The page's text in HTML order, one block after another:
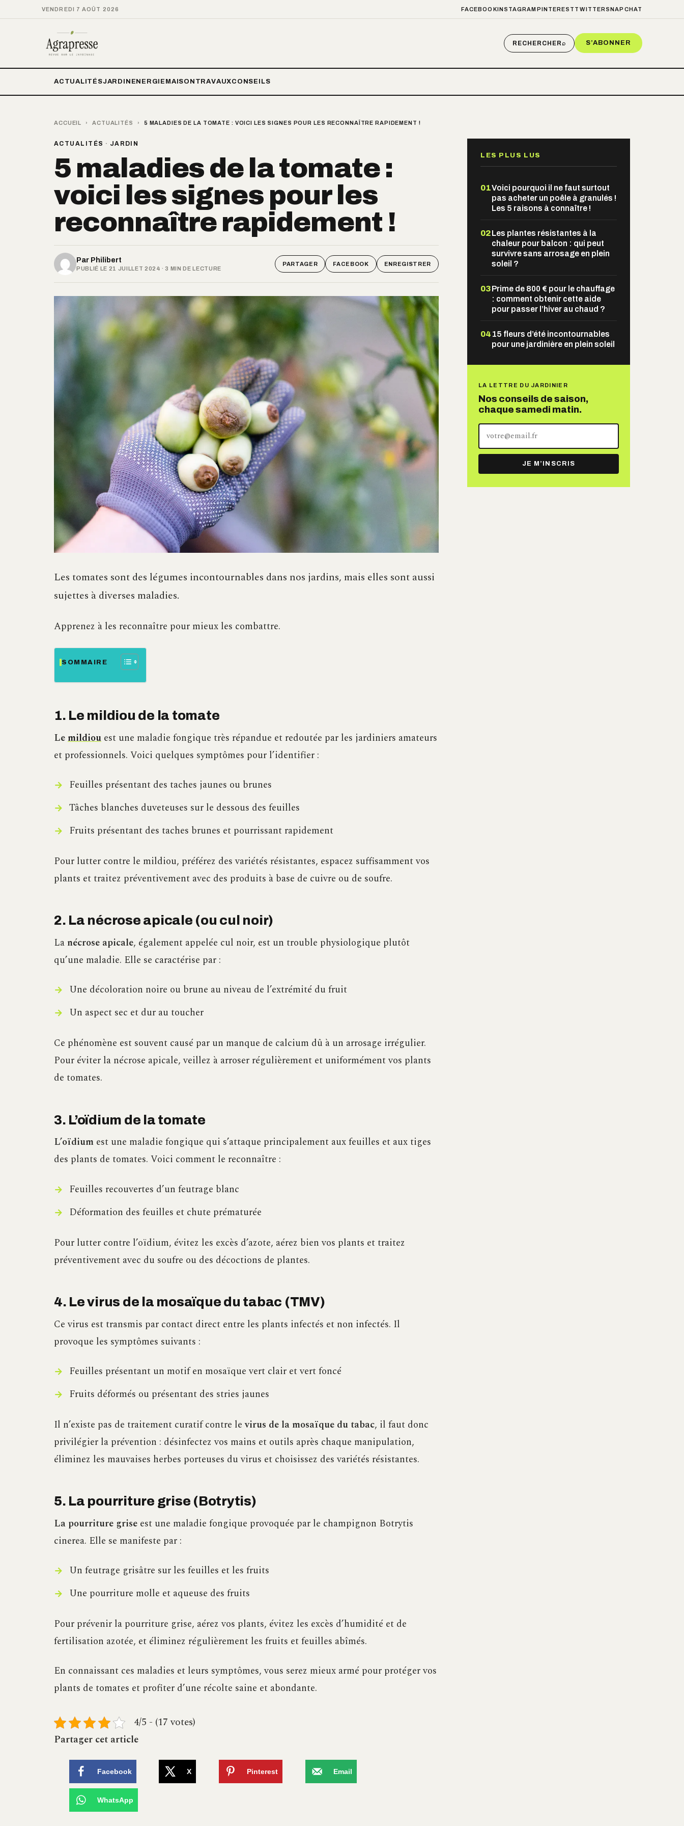
VENDREDI 7 AOÛT 2026 FACEBOOKINSTAGRAM PINTEREST TWITTER SNAPCHAT
RECHERCHER⌕ S’ABONNER
ACTUALITÉSJARDIN ENERGIE MAISON TRAVAUXCONSEILS
ACCUEIL › ACTUALITÉS › 5 MALADIES DE LA TOMATE : VOICI LES SIGNES POUR LES RECONNAÎTRE RAPIDEMENT !
ACTUALITÉS · JARDIN
5 maladies de la tomate :
voici les signes pour les
reconnaître rapidement !
Par Philibert
PUBLIÉ LE 21 JUILLET 2024 · 3 MIN DE LECTURE
PARTAGER FACEBOOK ENREGISTRER
Les tomates sont des légumes incontournables dans nos jardins, mais elles sont aussi
sujettes à diverses maladies.
Apprenez à les reconnaître pour mieux les combattre.
SOMMAIRE
1. Le mildiou de la tomate
Lemildiou est une maladie fongique très répandue et redoutée par les jardiniers amateurs
et professionnels. Voici quelques symptômes pour l’identifier :
Feuilles présentant des taches jaunes ou brunes
Tâches blanches duveteuses sur le dessous des feuilles
Fruits présentant des taches brunes et pourrissant rapidement
Pour lutter contre le mildiou, préférez des variétés résistantes, espacez suffisamment vos
plants et traitez préventivement avec des produits à base de cuivre ou de soufre.
2. La nécrose apicale (ou cul noir)
La nécrose apicale, également appelée cul noir, est un trouble physiologique plutôt
qu’une maladie. Elle se caractérise par :
Une décoloration noire ou brune au niveau de l’extrémité du fruit
Un aspect sec et dur au toucher
Ce phénomène est souvent causé par un manque de calcium dû à un arrosage irrégulier.
Pour éviter la nécrose apicale, veillez à arroser régulièrement et uniformément vos plants
de tomates.
3. L’oïdium de la tomate
L’oïdium est une maladie fongique qui s’attaque principalement aux feuilles et aux tiges
des plants de tomates. Voici comment le reconnaître :
Feuilles recouvertes d’un feutrage blanc
Déformation des feuilles et chute prématurée
Pour lutter contre l’oïdium, évitez les excès d’azote, aérez bien vos plants et traitez
préventivement avec du soufre ou des décoctions de plantes.
4. Le virus de la mosaïque du tabac (TMV)
Ce virus est transmis par contact direct entre les plants infectés et non infectés. Il
provoque les symptômes suivants :
Feuilles présentant un motif en mosaïque vert clair et vert foncé
Fruits déformés ou présentant des stries jaunes
Il n’existe pas de traitement curatif contre levirus de la mosaïque du tabac, il faut donc
privilégier la prévention : désinfectez vos mains et outils après chaque manipulation,
éliminez les mauvaises herbes porteuses du virus et choisissez des variétés résistantes.
5. La pourriture grise (Botrytis)
La pourriture grise est une maladie fongique provoquée par le champignon Botrytis
cinerea. Elle se manifeste par :
Un feutrage grisâtre sur les feuilles et les fruits
Une pourriture molle et aqueuse des fruits
Pour prévenir la pourriture grise, aérez vos plants, évitez les excès d’humidité et de
fertilisation azotée, et éliminez régulièrement les fruits et feuilles abîmés.
En connaissant ces maladies et leurs symptômes, vous serez mieux armé pour protéger vos
plants de tomates et profiter d’une récolte saine et abondante.
4/5 - (17 votes)
Partager cet article
Facebook X Pinterest Email
WhatsApp
LES PLUS LUS
01Voici pourquoi il ne faut surtout
pas acheter un poêle à granulés !
Les 5 raisons à connaître !
02Les plantes résistantes à la
chaleur pour balcon : qui peut
survivre sans arrosage en plein
soleil ?
03Prime de 800 € pour le chauffage
: comment obtenir cette aide
pour passer l’hiver au chaud ?
04 15 fleurs d’été incontournables
pour une jardinière en plein soleil
LA LETTRE DU JARDINIER
Nos conseils de saison,
chaque samedi matin.
adresse
mail
JE M’INSCRIS